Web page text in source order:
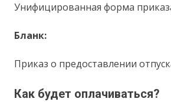
Унифицированная форма
Бланк:
Приказ о предоставлении
Как будет оплачиваться?